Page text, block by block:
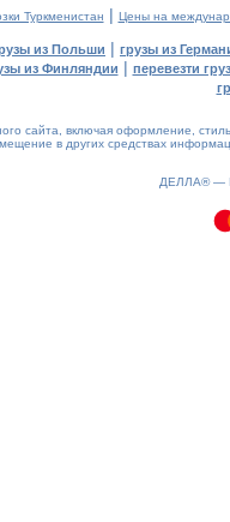
Туркменистан | Цены на
из Польши | грузы из
из Финляндии | перевезти груз
сайта, включая оформление,
в других средствах
ДЕЛЛА® —